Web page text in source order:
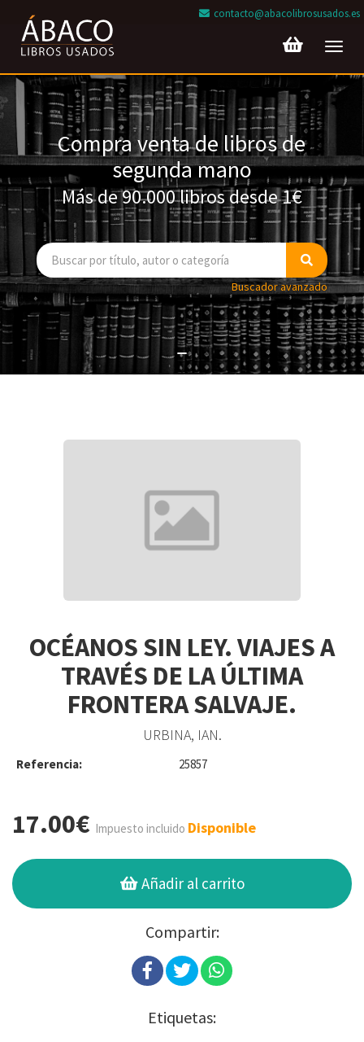
contacto@abacolibrosusados.es
Compra venta de libros de
segunda mano
Más de 90.000 libros desde 1€
Buscador avanzado
OCÉANOS SIN LEY. VIAJES A
TRAVÉS DE LA ÚLTIMA
FRONTERA SALVAJE.
URBINA, IAN.
Referencia: 25857
17.00€ Impuesto incluido Disponible
Añadir al carrito
Compartir:
Etiquetas: